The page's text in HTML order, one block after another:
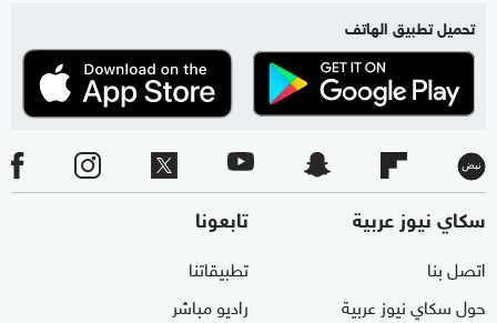
تحميل تطبيق الهاتف
سكاي نيوز عربية
اتصل بنا
حول سكاي نيوز عربية
تابعونا
تطبيقاتنا
راديو مباشر